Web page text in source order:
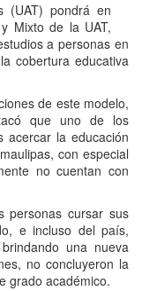
(UAT) pondrá en
Mixto de la UAT,
a personas en
cobertura educativa
de este modelo,
que uno de los
acercar la educación
con especial
no cuentan con
personas cursar sus
e incluso del país,
una nueva
no concluyeron la
grado académico.